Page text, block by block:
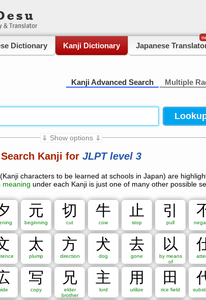
Dictionary Kanji Dictionary Japanese
Kanji Advanced Search Multiple
⇓ Show options ⇓
Grade 2 Grade 3 Grade 4 Grade 5
Names Additional names Unset
Unset
5 6 7 8 9 10 11 12 13
14
18 19 21 22 24 25
30 31 32 33 34 Unset
人 入 冂 冖 冫 几 力 匸 卩
Search Kanji for JLPT level 3
characters to be learned at schools in Japan) are
meaning under each Kanji is just one of many other possible
元
beginning
切
cut
牛
cow
止
stop
引
pull
太
plump
方
direction
犬
dog
去
gone
以
by means
of
写
copy
兄
elder
brother
主
lord
用
utilize
田
rice field